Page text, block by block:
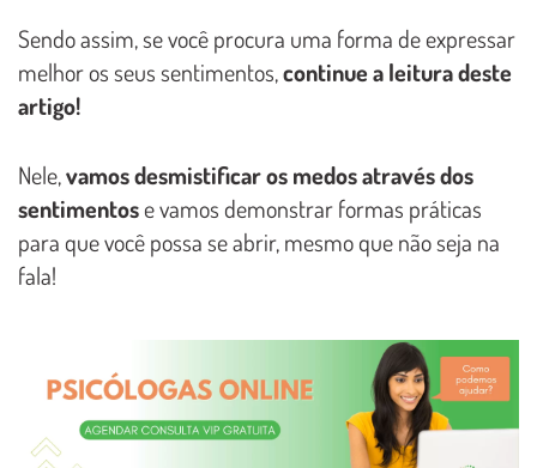
Sendo assim, se você procura uma forma de expressar
melhor os seus sentimentos,continue a leitura deste
artigo!
Nele,vamos desmistificar os medos através dos
sentimentose vamos demonstrar formas práticas
para que você possa se abrir, mesmo que não seja na
fala!